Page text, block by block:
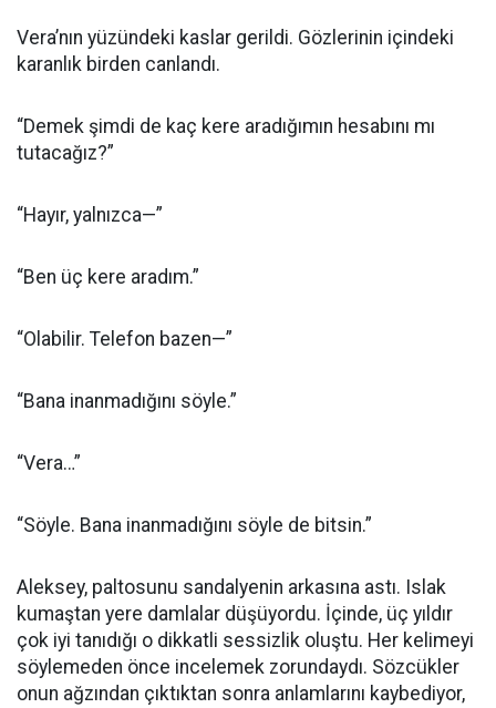
Vera’nın yüzündeki kaslar gerildi. Gözlerinin içindeki
karanlık birden canlandı.
“Demek şimdi de kaç kere aradığımın hesabını mı
tutacağız?”
“Hayır, yalnızca—”
“Ben üç kere aradım.”
“Olabilir. Telefon bazen—”
“Bana inanmadığını söyle.”
“Vera…”
“Söyle. Bana inanmadığını söyle de bitsin.”
Aleksey, paltosunu sandalyenin arkasına astı. Islak
kumaştan yere damlalar düşüyordu. İçinde, üç yıldır
çok iyi tanıdığı o dikkatli sessizlik oluştu. Her kelimeyi
söylemeden önce incelemek zorundaydı. Sözcükler
onun ağzından çıktıktan sonra anlamlarını kaybediyor,